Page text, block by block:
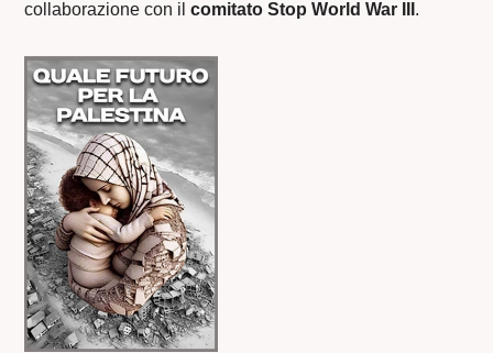
collaborazione con ilcomitato Stop World War III .